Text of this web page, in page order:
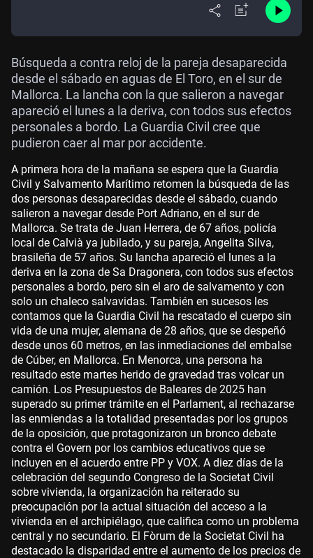
Búsqueda a contra reloj de la pareja desaparecida
desde el sábado en aguas de El Toro, en el sur de
Mallorca. La lancha con la que salieron a navegar
apareció el lunes a la deriva, con todos sus efectos
personales a bordo. La Guardia Civil cree que
pudieron caer al mar por accidente.
A primera hora de la mañana se espera que la Guardia
Civil y Salvamento Marítimo retomen la búsqueda de las
dos personas desaparecidas desde el sábado, cuando
salieron a navegar desde Port Adriano, en el sur de
Mallorca. Se trata de Juan Herrera, de 67 años, policía
local de Calvià ya jubilado, y su pareja, Angelita Silva,
brasileña de 57 años. Su lancha apareció el lunes a la
deriva en la zona de Sa Dragonera, con todos sus efectos
personales a bordo, pero sin el aro de salvamento y con
solo un chaleco salvavidas. También en sucesos les
contamos que la Guardia Civil ha rescatado el cuerpo sin
vida de una mujer, alemana de 28 años, que se despeñó
desde unos 60 metros, en las inmediaciones del embalse
de Cúber, en Mallorca. En Menorca, una persona ha
resultado este martes herido de gravedad tras volcar un
camión. Los Presupuestos de Baleares de 2025 han
superado su primer trámite en el Parlament, al rechazarse
las enmiendas a la totalidad presentadas por los grupos
de la oposición, que protagonizaron un bronco debate
contra el Govern por los cambios educativos que se
incluyen en el acuerdo entre PP y VOX. A diez días de la
celebración del segundo Congreso de la Societat Civil
sobre vivienda, la organización ha reiterado su
preocupación por la actual situación del acceso a la
vivienda en el archipiélago, que califica como un problema
central y no secundario. El Fòrum de la Societat Civil ha
destacado la disparidad entre el aumento de los precios de